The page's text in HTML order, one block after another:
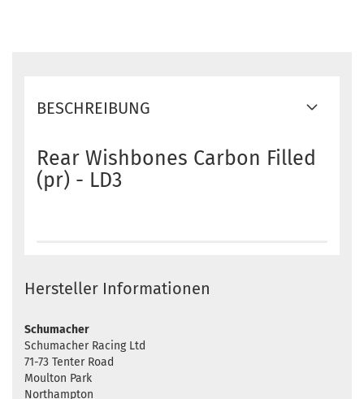
BESCHREIBUNG
Rear Wishbones Carbon Filled
(pr) - LD3
Hersteller Informationen
Schumacher
Schumacher Racing Ltd
71-73 Tenter Road
Moulton Park
Northampton